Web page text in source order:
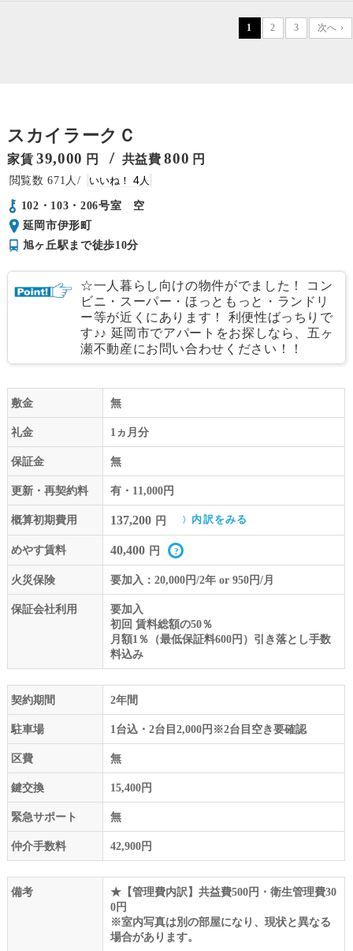
1 2 3 次へ ›
スカイラークＣ
家賃 39,000 円 / 共益費 800 円
671
4
102・103・206号室 空
延岡市伊形町
旭ヶ丘駅まで徒歩10分
☆一人暮らし向けの物件がでました！ コン
ビニ・スーパー・ほっともっと・ランドリ
ー等が近くにあります！ 利便性ばっちりで
す♪♪ 延岡市でアパートをお探しなら、五ヶ
瀬不動産にお問い合わせください！！
敷金 無
礼金 1ヵ月分
保証金 無
更新・再契約料 有・11,000円
概算初期費用 137,200 円 内訳をみる
めやす賃料 40,400 円
火災保険 要加入：20,000円/2年 or 950円/月
保証会社利用
要加入
初回 賃料総額の50％
月額1％（最低保証料600円）引き落とし手数
料込み
契約期間 2年間
駐車場 1台込・2台目2,000円※2台目空き要確認
区費 無
鍵交換 15,400円
緊急サポート 無
仲介手数料 42,900円
備考
★【管理費内訳】共益費500円・衛生管理費30
0円
※室内写真は別の部屋になり、現状と異なる
場合があります。